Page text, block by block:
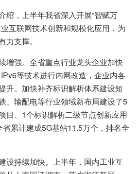
绍，上半年我省深入开展“智赋万
互联网技术创新和规模化应用，为
力支撑。
增强。全省重点行业龙头企业加快
等技术进行内网改造，企业内各
升。加快补齐标识解析体系建设短
、输配电等行业领域新布局建设了5
目、1个标识解析二级节点创新应用
累计建成5G基站11.5万个，排名全
设持续加快。上半年，国内工业互